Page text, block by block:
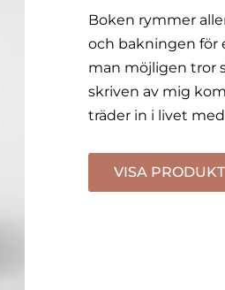
Boken rymmer
och bakningen för
man möjligen tror
skriven av mig
träder in i livet
VISA PRODUKT